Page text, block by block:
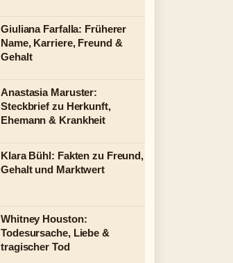
Giuliana Farfalla: Früherer
Name, Karriere, Freund &
Gehalt
Anastasia Maruster:
Steckbrief zu Herkunft,
Ehemann & Krankheit
Klara Bühl: Fakten zu Freund,
Gehalt und Marktwert
Whitney Houston:
Todesursache, Liebe &
tragischer Tod